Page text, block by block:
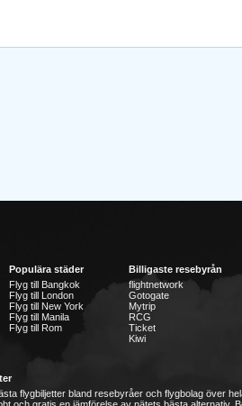
Populära städer
Flyg till Bangkok
Flyg till London
Flyg till New York
Flyg till Manila
Flyg till Rom
Billigaste resebyrån
flightnetwork
Gotogate
Mytrip
RCG
Ticket
Kiwi
flygbiljetter bland resebyråer och flygbolag över